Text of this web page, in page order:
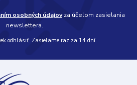
osobných údajovza účelom zasielania
newslettera.
odhlásiť. Zasielame raz za 14 dní.